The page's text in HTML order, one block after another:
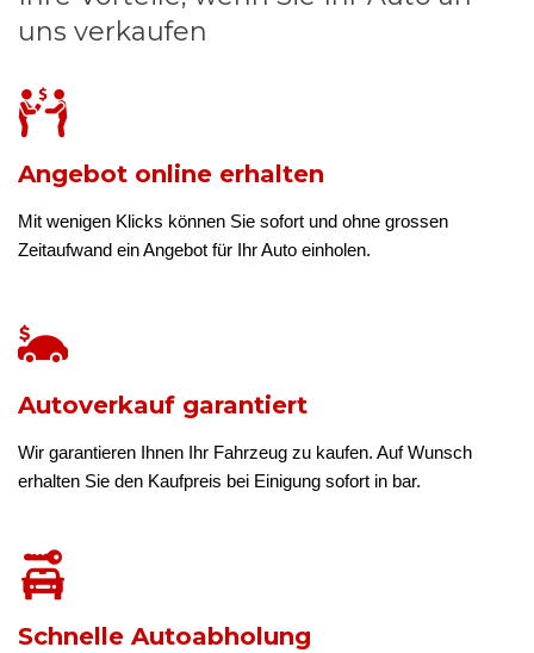
uns verkaufen
Angebot online erhalten
Mit wenigen Klicks können Sie sofort und ohne grossen
Zeitaufwand ein Angebot für Ihr Auto einholen.
Autoverkauf garantiert
Wir garantieren Ihnen Ihr Fahrzeug zu kaufen. Auf Wunsch
erhalten Sie den Kaufpreis bei Einigung sofort in bar.
Schnelle Autoabholung